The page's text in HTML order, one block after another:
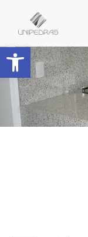
Barra de Ferramentas Aberta